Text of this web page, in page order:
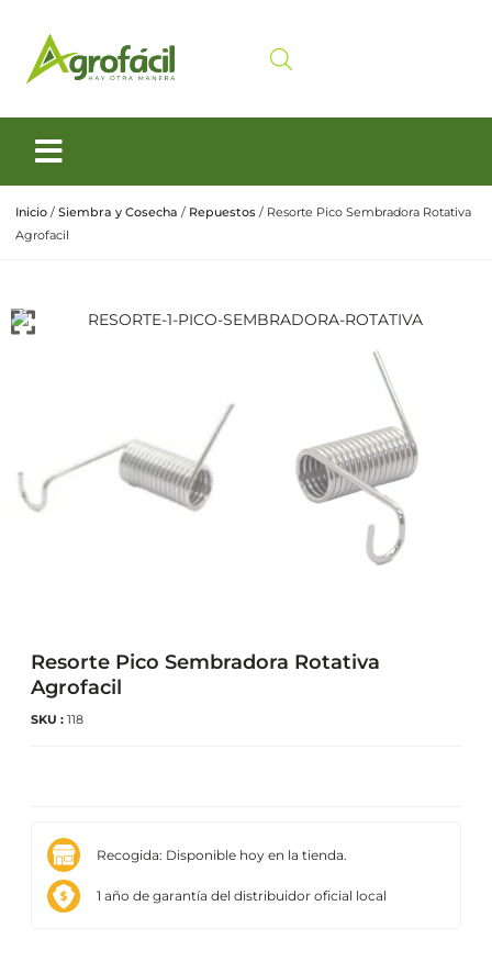
Inicio / Siembra y Cosecha / Repuestos / Resorte Pico Sembradora Rotativa
Agrofacil
Resorte Pico Sembradora Rotativa
Agrofacil
SKU : 118
Recogida: Disponible hoy en la tienda.
1 año de garantía del distribuidor oficial local